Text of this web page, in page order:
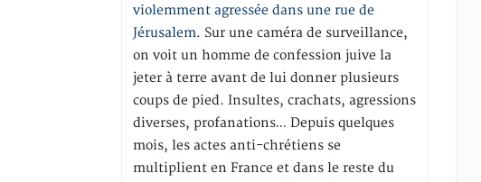
violemment agressée dans une rue de
Jérusalem. Sur une caméra de surveillance,
on voit un homme de confession juive la
jeter à terre avant de lui donner plusieurs
coups de pied. Insultes, crachats, agressions
diverses, profanations… Depuis quelques
mois, les actes anti-chrétiens se
multiplient en France et dans le reste du